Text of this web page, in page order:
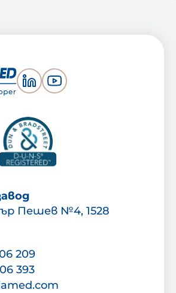
на
предложение
на
на фирмата,
ще се
улесни и обезопаси
Пешев №4, 1528
209
393